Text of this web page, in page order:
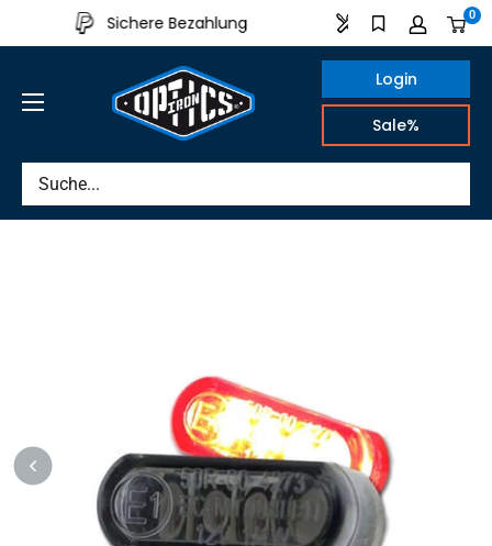
zum
Sichere Bezahlung Aus eigener 0
IRON
Login
Sale%